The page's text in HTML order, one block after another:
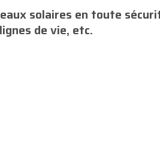
solaires en toute
de vie, etc.